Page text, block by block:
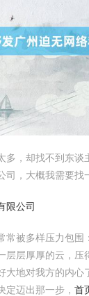
多，却找不到东谈
司，大概我需要找
限公司
常被多样压力包围
层厚厚的云，压
大地对我方的内心
定迈出那一步， 首